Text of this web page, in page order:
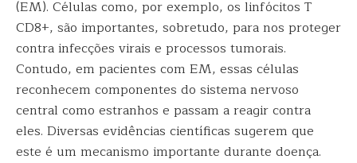
(EM). Células como, por exemplo, os linfócitos T
CD8+, são importantes, sobretudo, para nos proteger
contra infecções virais e processos tumorais.
Contudo, em pacientes com EM, essas células
reconhecem componentes do sistema nervoso
central como estranhos e passam a reagir contra
eles. Diversas evidências científicas sugerem que
este é um mecanismo importante durante doença.